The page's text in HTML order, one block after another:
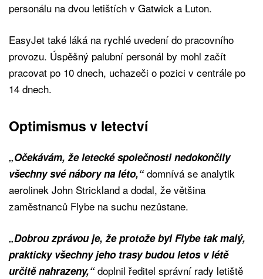
personálu na dvou letištích v Gatwick a Luton.
EasyJet také láká na rychlé uvedení do pracovního
provozu. Úspěšný palubní personál by mohl začít
pracovat po 10 dnech, uchazeči o pozici v centrále po
14 dnech.
Optimismus v letectví
„Očekávám, že letecké společnosti nedokončily
všechny své nábory na léto,“domnívá se analytik
aerolinek John Strickland a dodal, že většina
zaměstnanců Flybe na suchu nezůstane.
„Dobrou zprávou je, že protože byl Flybe tak malý,
prakticky všechny jeho trasy budou letos v létě
určitě nahrazeny,“doplnil ředitel správní rady letiště